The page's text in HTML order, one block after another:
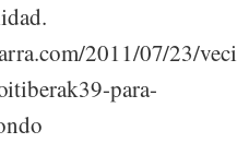
2011/07/23/
para-